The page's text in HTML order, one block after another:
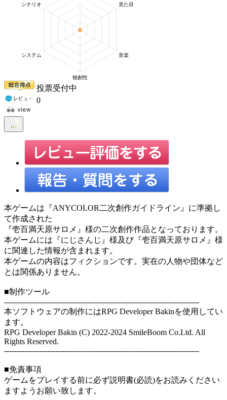
投票受付中
0
本ゲームは『ANYCOLOR二次創作ガイドライン』に準拠し
て作成された
『壱百満天原サロメ』様の二次創作作品となっております。
本ゲームには『にじさんじ』様及び『壱百満天原サロメ』様
に関連した情報が含まれます。
本ゲームの内容はフィクションです。実在の人物や団体など
とは関係ありません。
■制作ツール
-----------------------------------------------------------------------------
本ソフトウェアの制作にはRPG Developer Bakinを使用してい
ます。
RPG Developer Bakin (C) 2022-2024 SmileBoom Co.Ltd. All
Rights Reserved.
-----------------------------------------------------------------------------
■免責事項
ゲームをプレイする前に必ず説明書(必読)をお読みください
ますようお願い致します。